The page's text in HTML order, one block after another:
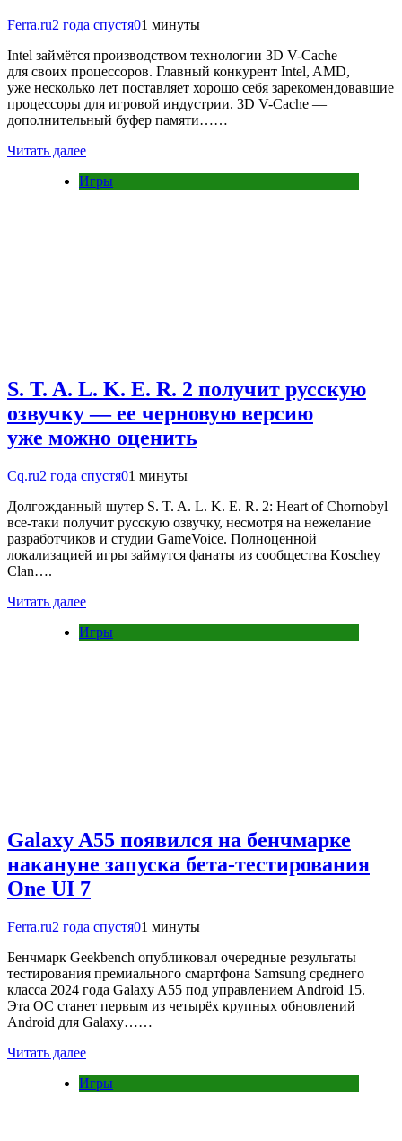
Ferra.ru2 года спустя01 минуты
Intel займётся производством технологии 3D V-Cache
для своих процессоров. Главный конкурент Intel, AMD,
уже несколько лет поставляет хорошо себя зарекомендовавшие
процессоры для игровой индустрии. 3D V-Cache —
дополнительный буфер памяти……
Читать далее
Игры
S. T. A. L. K. E. R. 2 получит русскую
озвучку — ее черновую версию
уже можно оценить
Cq.ru2 года спустя01 минуты
Долгожданный шутер S. T. A. L. K. E. R. 2: Heart of Chornobyl
все-таки получит русскую озвучку, несмотря на нежелание
разработчиков и студии GameVoice. Полноценной
локализацией игры займутся фанаты из сообщества Koschey
Clan….
Читать далее
Игры
Galaxy A55 появился на бенчмарке
накануне запуска бета-тестирования
One UI 7
Ferra.ru2 года спустя01 минуты
Бенчмарк Geekbench опубликовал очередные результаты
тестирования премиального смартфона Samsung среднего
класса 2024 года Galaxy A55 под управлением Android 15.
Эта ОС станет первым из четырёх крупных обновлений
Android для Galaxy……
Читать далее
Игры